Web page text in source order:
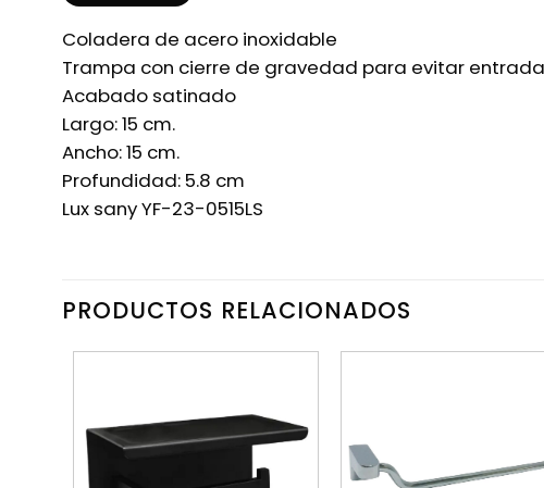
Coladera de acero inoxidable
Trampa con cierre de gravedad para evitar
Acabado satinado
Largo: 15 cm.
Ancho: 15 cm.
Profundidad: 5.8 cm
Lux sany YF-23-0515LS
PRODUCTOS RELACIONADOS